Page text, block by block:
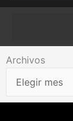
Archivos
Archivos